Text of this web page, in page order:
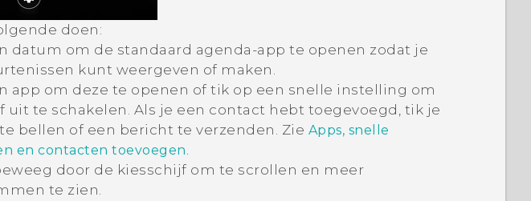
doen:
datum om de standaard agenda-app te openen zodat je
kunt weergeven of maken.
app om deze te openen of tik op een snelle instelling om
uit te schakelen. Als je een contact hebt toegevoegd, tik je
bellen of een bericht te verzenden. Zie Apps, snelle
en contacten toevoegen.
door de kiesschijf om te scrollen en meer
te zien.